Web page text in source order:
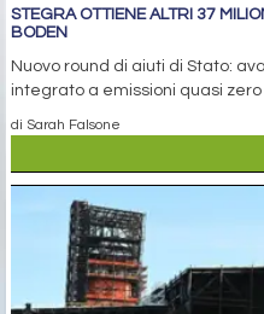
STEGRA OTTIENE ALTRI 37
BODEN
Nuovo round di aiuti di Stato:
integrato a emissioni quasi zero
di Sarah Falsone